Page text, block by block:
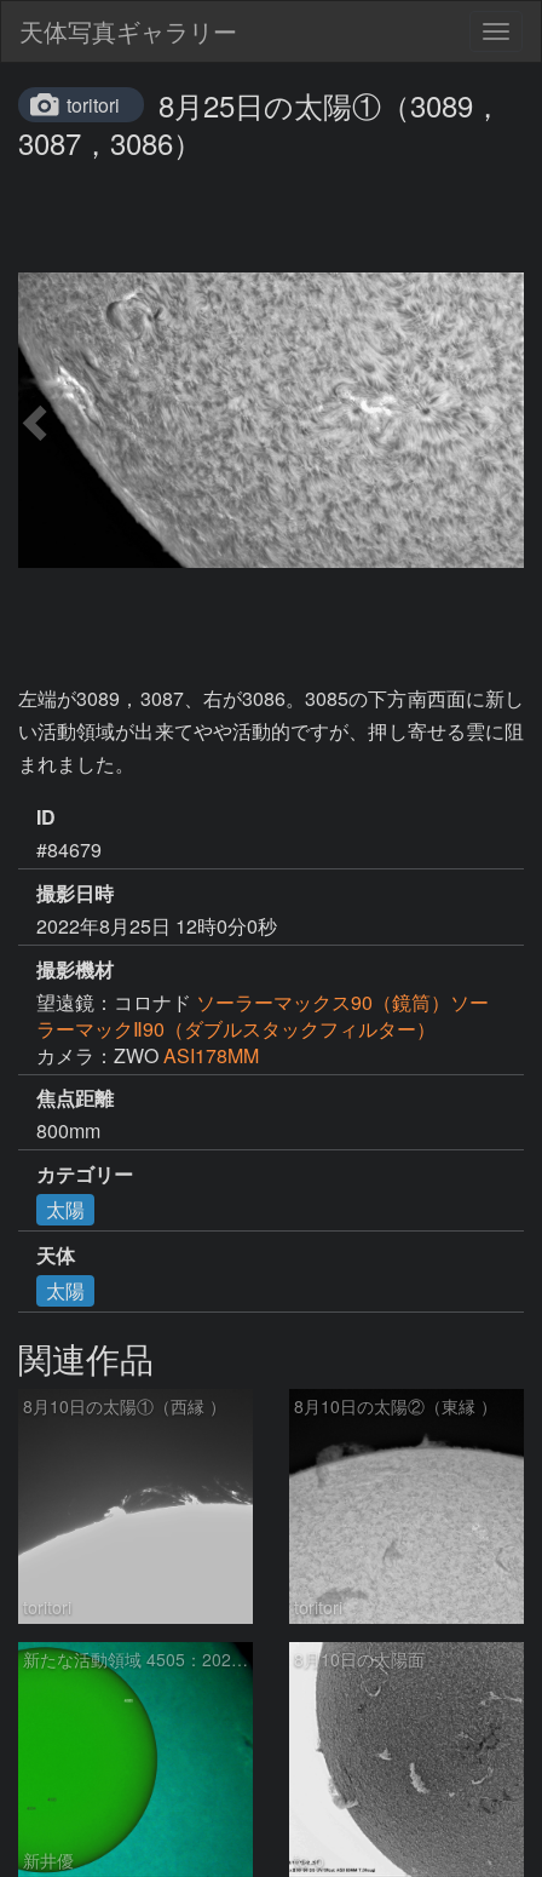
天体写真ギャラリー
toritori
8月25日の太陽①（3089，
3087，3086）
左端が3089，3087、右が3086。3085の下方南西面に新し
い活動領域が出来てやや活動的ですが、押し寄せる雲に阻
まれました。
ID
#84679
撮影日時
2022年8月25日 12時0分0秒
撮影機材
望遠鏡：コロナド ソーラーマックス90（鏡筒）ソー
ラーマックⅡ90（ダブルスタックフィルター）
カメラ：ZWOASI178MM
焦点距離
800mm
カテゴリー
太陽
天体
太陽
関連作品
8月10日の太陽①（西縁 ）
toritori
8月10日の太陽②（東縁 ）
toritori
新たな活動領域 4505：2026/08/10
新井優
8月10日の太陽面
ta-o